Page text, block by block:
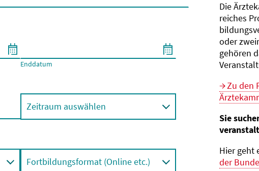
2 Zeichen eingegeben wurden.
Enddatum
Zeitraum auswählen
Fortbildungsformat (Online etc.)
Die
reiches
oder
gehören
Zu den
Sie
Hier geht
der